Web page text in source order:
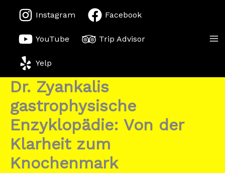
Inhalt
springen
Instagram Facebook
YouTube Trip Advisor
Yelp
Dr. Zyankalis
gastrophysische
Enzyklopädie: Von der
Klarheit zum
Knochenmark